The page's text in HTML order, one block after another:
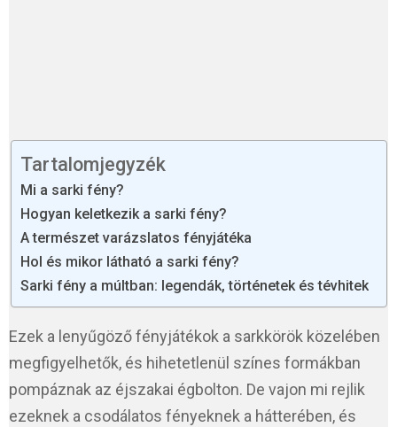
Tartalomjegyzék
Mi a sarki fény?
Hogyan keletkezik a sarki fény?
A természet varázslatos fényjátéka
Hol és mikor látható a sarki fény?
Sarki fény a múltban: legendák, történetek és tévhitek
Ezek a lenyűgöző fényjátékok a sarkkörök közelében
megfigyelhetők, és hihetetlenül színes formákban
pompáznak az éjszakai égbolton. De vajon mi rejlik
ezeknek a csodálatos fényeknek a hátterében, és